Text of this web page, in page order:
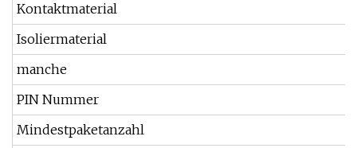
Kontaktmaterial
Isoliermaterial
manche
PIN Nummer
Mindestpaketanzahl